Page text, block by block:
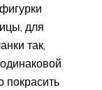
для
так,
покрасить